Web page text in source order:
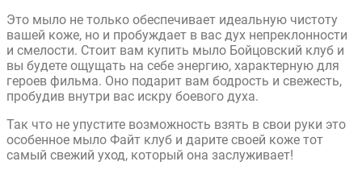
Это мыло не только обеспечивает идеальную чистоту
вашей коже, но и пробуждает в вас дух непреклонности
и смелости. Стоит вам купить мыло Бойцовский клуб и
вы будете ощущать на себе энергию, характерную для
героев фильма. Оно подарит вам бодрость и свежесть,
пробудив внутри вас искру боевого духа.
Так что не упустите возможность взять в свои руки это
особенное мыло Файт клуб и дарите своей коже тот
самый свежий уход, который она заслуживает!